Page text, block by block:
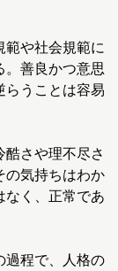
や社会規範に
。善良かつ意思
らうことは容易
さや理不尽さ
の気持ちはわか
なく、正常であ
程で、人格の